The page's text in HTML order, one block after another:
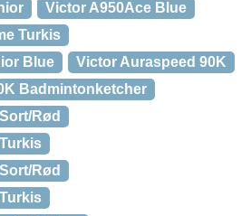
Victor A950Ace Blue
Turkis
Blue
Victor Auraspeed 90K
Badmintonketcher
Rød
Rød